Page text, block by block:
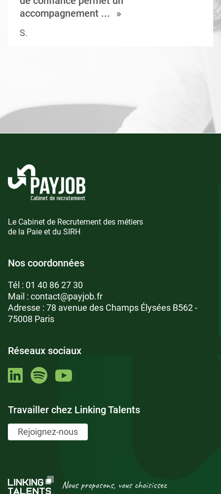
accompagnement ...
S.
Le Cabinet de Recrutement des métiers
de la Paie et du SIRH
Nos coordonnées
Tél : 01 40 86 27 30
Mail : contact@payjob.fr
Adresse : 78 avenue des Champs Élysées B562 -
75008 Paris
Réseaux sociaux
Travailler chez Linking Talents
Rejoignez-nous
Nous proposons, vous choisissez